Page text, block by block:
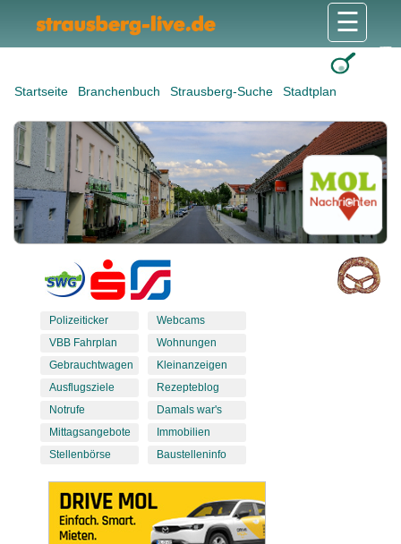
Startseite Branchenbuch Strausberg-Suche Stadtplan
☰
Polizeiticker
VBB Fahrplan
Gebrauchtwagen
Ausflugsziele
Notrufe
Mittagsangebote
Stellenbörse
Webcams
Wohnungen
Kleinanzeigen
Rezepteblog
Damals war's
Immobilien
Baustelleninfo